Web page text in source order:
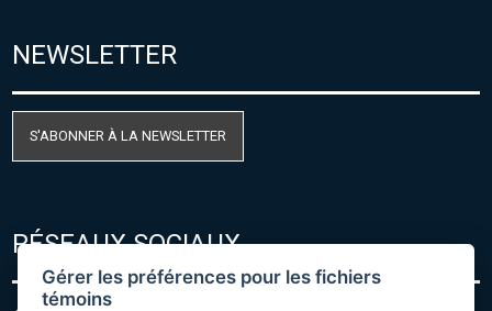
NEWSLETTER
S'ABONNER À LA NEWSLETTER
RÉSEAUX SOCIAUX
Gérer les préférences pour les fichiers
témoins